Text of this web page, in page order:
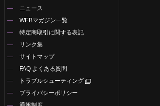
ニュース
WEBマガジン一覧
特定商取引に関する表記
リンク集
サイトマップ
FAQ よくある質問
トラブルシューティング
プライバシーポリシー